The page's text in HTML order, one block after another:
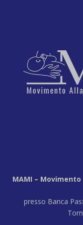
MAMI –
presso Banca